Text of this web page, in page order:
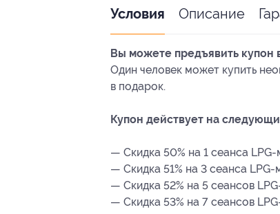
Условия Описание
Вы можете предъявить купон
Один человек может купить
в подарок.
Купон действует на
— Скидка 50% на 1 сеанса
— Скидка 51% на 3 сеанса
— Скидка 52% на 5 сеансов
— Скидка 53% на 7 сеансов